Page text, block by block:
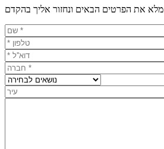
מלא את הפרטים הבאים ונחזור אליך בהקדם